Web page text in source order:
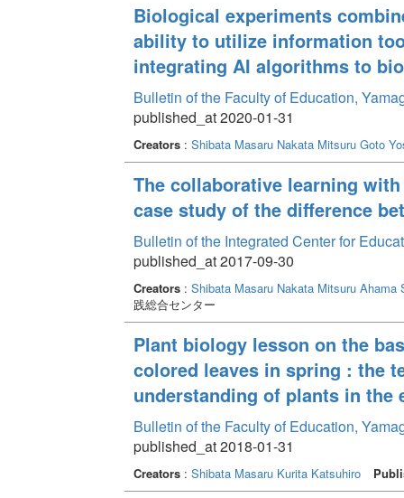
Biological experiments
ability to utilize information
integrating AI algorithms to
Bulletin of the Faculty of Education,
published_at 2020-01-31
Creators: Shibata Masaru Nakata Mitsuru Goto
The collaborative learning
case study of the difference
Bulletin of the Integrated Center for
published_at 2017-09-30
Creators: Shibata Masaru Nakata Mitsuru Ahama
践総合センター
Plant biology lesson on the
colored leaves in spring : the
understanding of plants in the
Bulletin of the Faculty of Education,
published_at 2018-01-31
Creators: Shibata Masaru Kurita Katsuhiro